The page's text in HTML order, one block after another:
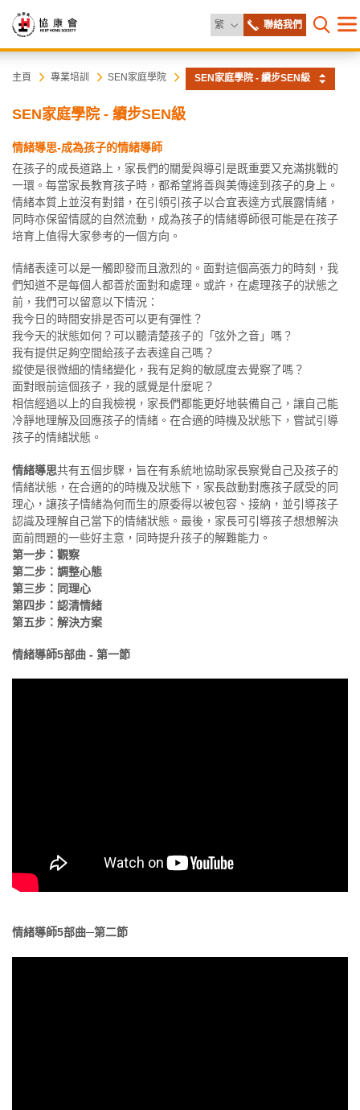
繁 更改語言聯絡我們
打開目
協
康
會
主頁 專業培訓 SEN家庭學院 SEN家庭學院 - 續步SEN級
SEN家庭學院 - 續步SEN級
情緒導思-成為孩子的情緒導師
在孩子的成長道路上，家長們的關愛與導引是既重要又充滿挑戰的
一環。每當家長教育孩子時，都希望將善與美傳達到孩子的身上。
情緒本質上並沒有對錯，在引領引孩子以合宜表達方式展露情緒，
同時亦保留情感的自然流動，成為孩子的情緒導師很可能是在孩子
培育上值得大家參考的一個方向。
情緒表達可以是一觸即發而且激烈的。面對這個高張力的時刻，我
們知道不是每個人都善於面對和處理。或許，在處理孩子的狀態之
前，我們可以留意以下情況：
我今日的時間安排是否可以更有彈性？
我今天的狀態如何？可以聽清楚孩子的「弦外之音」嗎？
我有提供足夠空間給孩子去表達自己嗎？
縱使是很微細的情緒變化，我有足夠的敏感度去覺察了嗎？
面對眼前這個孩子，我的感覺是什麼呢？
相信經過以上的自我檢視，家長們都能更好地裝備自己，讓自己能
冷靜地理解及回應孩子的情緒。在合適的時機及狀態下，嘗試引導
孩子的情緒狀態。
情緒導思共有五個步驟，旨在有系統地協助家長察覺自己及孩子的
情緒狀態，在合適的的時機及狀態下，家長啟動對應孩子感受的同
理心，讓孩子情緒為何而生的原委得以被包容、接納，並引導孩子
認識及理解自己當下的情緒狀態。最後，家長可引導孩子想想解決
面前問題的一些好主意，同時提升孩子的解難能力。
第一步：觀察
第二步：調整心態
第三步：同理心
第四步：認清情緒
第五步：解決方案
情緒導師5部曲 - 第一節
情緒導師5部曲─第二節